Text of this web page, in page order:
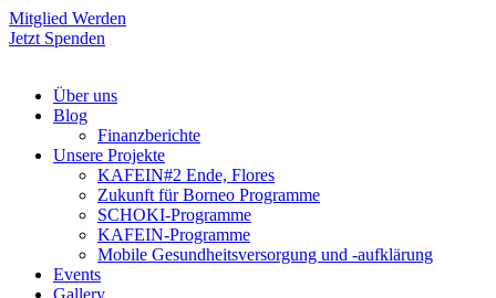
Mitglied Werden
Jetzt Spenden
Über uns
Blog
Finanzberichte
Unsere Projekte
KAFEIN#2 Ende, Flores
Zukunft für Borneo Programme
SCHOKI-Programme
KAFEIN-Programme
Mobile Gesundheitsversorgung und -aufklärung
Events
Gallery